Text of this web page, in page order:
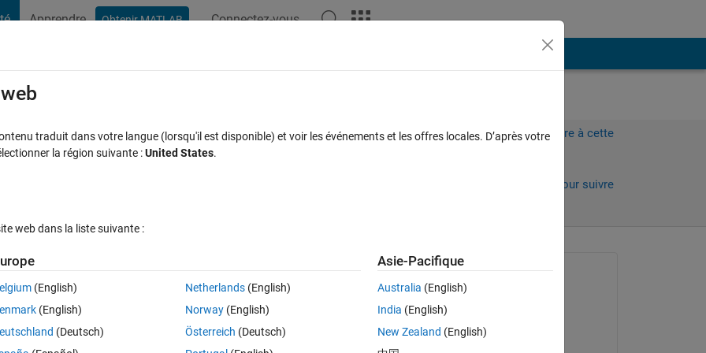
Apprendre Obtenir MATLAB Connectez-vous
Connectez-vous pour répondre à cette
Connectez-vous pour suivre
Ouvrir dans MATLAB Online
using parpool. But I got the following error:
Vu Luan
le 19 Sep 2015
traduit dans votre langue (lorsqu'il est disponible) et voir les événements et les offres locales. D’après votre
la région suivante :United States.
web dans la liste suivante :
(English)
(English)
(Deutsch)
Netherlands(English)
Norway(English)
Österreich (Deutsch)
Asie-Pacifique
Australia (English)
India (English)
New Zealand (English)